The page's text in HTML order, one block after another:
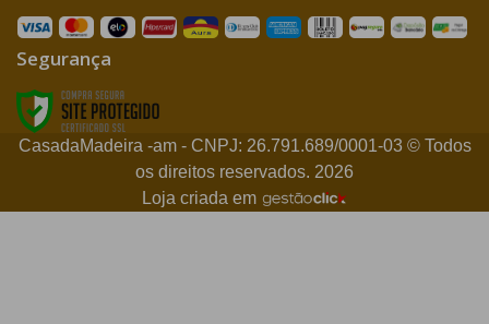
Segurança
CasadaMadeira -am - CNPJ: 26.791.689/0001-03 © Todos
os direitos reservados. 2026
Loja criada em